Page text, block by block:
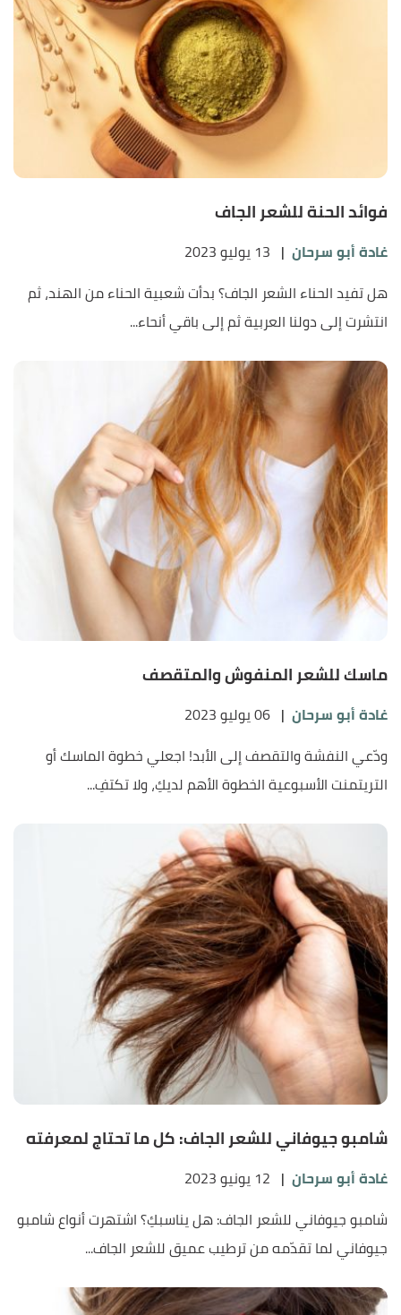
فوائد الحنة للشعر الجاف
غادة أبو سرحان | 13 يوليو 2023
هل تفيد الحناء الشعر الجاف؟ بدأت شعبية الحناء من الهند، ثم
انتشرت إلى دولنا العربية ثم إلى باقي أنحاء...
ماسك للشعر المنفوش والمتقصف
غادة أبو سرحان | 06 يوليو 2023
ودّعي النفشة والتقصف إلى الأبد! اجعلي خطوة الماسك أو
التريتمنت الأسبوعية الخطوة الأهم لديكِ، ولا تكتفِ...
شامبو جيوفاني للشعر الجاف: كل ما تحتاج لمعرفته
غادة أبو سرحان | 12 يونيو 2023
شامبو جيوفاني للشعر الجاف: هل يناسبكِ؟ اشتهرت أنواع شامبو
جيوفاني لما تقدّمه من ترطيب عميق للشعر الجاف...